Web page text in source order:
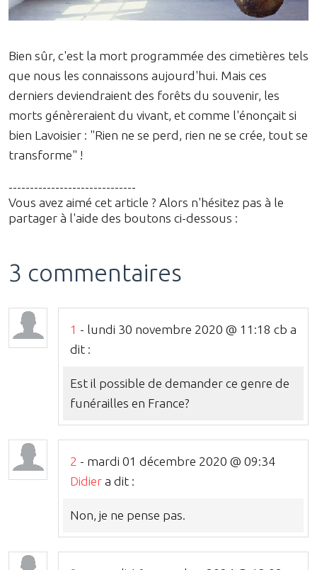
Bien sûr, c'est la mort programmée des cimetières tels
que nous les connaissons aujourd'hui. Mais ces
derniers deviendraient des forêts du souvenir, les
morts génèreraient du vivant, et comme l'énonçait si
bien Lavoisier : "Rien ne se perd, rien ne se crée, tout se
transforme" !
------------------------------
Vous avez aimé cet article ? Alors n'hésitez pas à le
partager à l'aide des boutons ci-dessous :
3 commentaires
1 - lundi 30 novembre 2020 @ 11:18 cb a
dit :
Est il possible de demander ce genre de
funérailles en France?
2 - mardi 01 décembre 2020 @ 09:34
Didier a dit :
Non, je ne pense pas.